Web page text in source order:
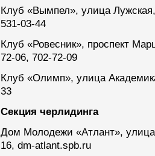
Клуб «Вымпел», улица
531-03-44
Клуб «Ровесник», проспект
72-06, 702-72-09
Клуб «Олимп», улица
33
Секция черлидинга
Дом Молодежи «Атлант»,
16, dm-atlant.spb.ru